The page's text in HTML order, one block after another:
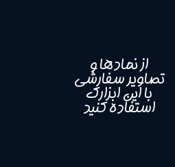
از نمادها و
تصاویر سفارشی
با این ابزارک
استفاده کنید